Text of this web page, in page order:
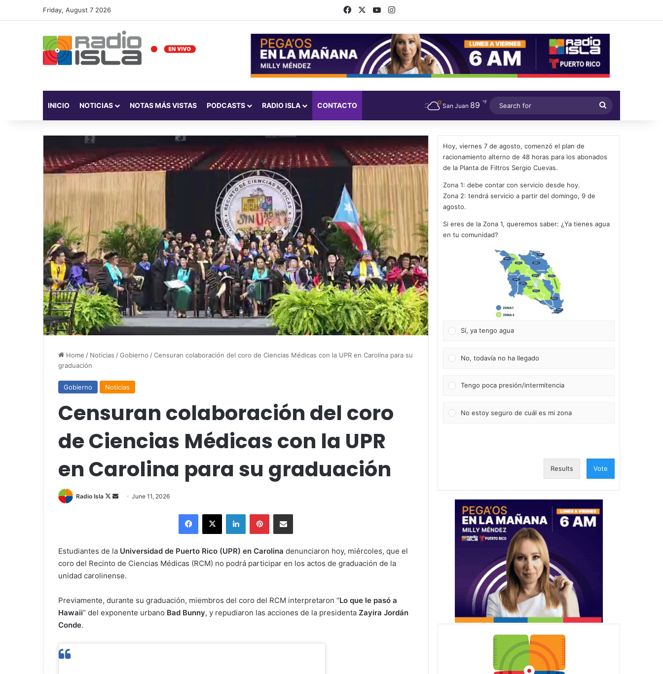
Friday, August 7 2026 FacebookYouTubeInstagram
INICIO NOTICIAS NOTAS MÁS VISTAS PODCASTS RADIO ISLA CONTACTO San Juan 89 ℉
for
Home / Noticias /Gobierno /Censuran colaboración del coro de Ciencias Médicas con la UPR en Carolina para su
graduación
Gobierno Noticias
Censuran colaboración del coro
de Ciencias Médicas con la UPR
en Carolina para su graduación
Radio Isla
Follow
SendJune 11, 2026
Facebook
X LinkedInPinterestShare via Email
Estudiantes de la Universidad de Puerto Rico (UPR) en Carolina denunciaron hoy, miércoles, que el
coro del Recinto de Ciencias Médicas (RCM) no podrá participar en los actos de graduación de la
unidad carolinense.
Previamente, durante su graduación, miembros del coro del RCM interpretaron “Lo que le pasó a
Hawaii” del exponente urbano Bad Bunny, y repudiaron las acciones de la presidenta Zayira Jordán
Conde.
Hoy, viernes 7 de agosto, comenzó el plan de
racionamiento alterno de 48 horas para los abonados
de la Planta de Filtros Sergio Cuevas.
Zona 1: debe contar con servicio desde hoy.
Zona 2: tendrá servicio a partir del domingo, 9 de
agosto.
Si eres de la Zona 1, queremos saber: ¿Ya tienes agua
en tu comunidad?
Sí, ya tengo agua
No, todavía no ha llegado
Tengo poca presión/intermitencia
No estoy seguro de cuál es mi zona
Results Vote